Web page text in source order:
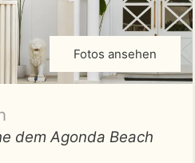
Fotos ansehen
dem Agonda Beach